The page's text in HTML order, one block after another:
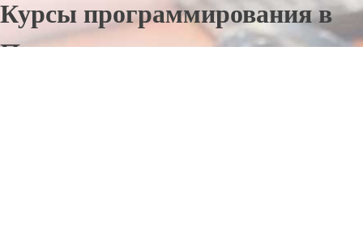
Курсы программирования в
Полевском